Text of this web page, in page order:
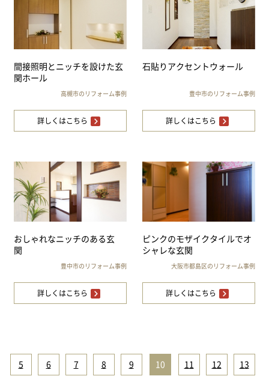
間接照明とニッチを設けた玄
関ホール
高槻市のリフォーム事例
詳しくはこちら
石貼りアクセントウォール
豊中市のリフォーム事例
詳しくはこちら
おしゃれなニッチのある玄
関
豊中市のリフォーム事例
詳しくはこちら
ピンクのモザイクタイルでオ
シャレな玄関
大阪市都島区のリフォーム事例
詳しくはこちら
5 6 7 8 9 10 11 12 13